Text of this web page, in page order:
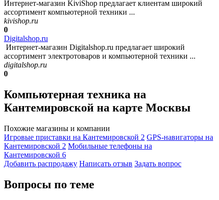
Интернет-магазин KiviShop предлагает клиентам широкий
ассортимент компьютерной техники ...
kivishop.ru
0
Digitalshop.ru
Интернет-магазин Digitalshop.ru предлагает широкий
ассортимент электротоваров и компьютерной техники ...
digitalshop.ru
0
Компьютерная техника на
Кантемировской на карте Москвы
Похожие магазины и компании
Игровые приставки на Кантемировской 2 GPS-навигаторы на
Кантемировской 2 Мобильные телефоны на
Кантемировской 6
Добавить раcпродажу Написать отзыв Задать вопрос
Вопросы по теме